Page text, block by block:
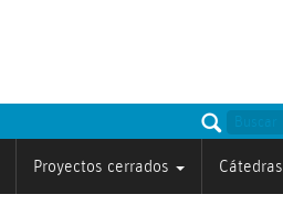
Proyectos cerrados Cátedras